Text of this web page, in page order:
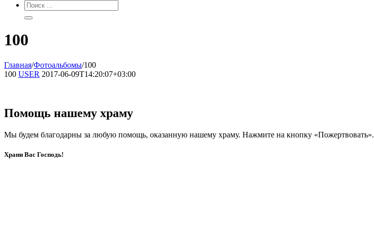
100
Главная/Фотоальбомы/100
100 USER 2017-06-09T14:20:07+03:00
Помощь нашему храму
Мы будем благодарны за любую помощь, оказанную нашему храму. Нажмите на кнопку «Пожертвовать».
Храни Вас Господь!